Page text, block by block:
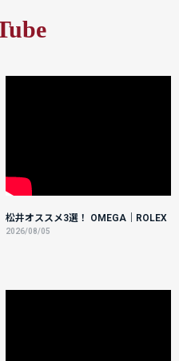
松井オススメ3選！ OMEGA｜ROLEX
2026/08/05